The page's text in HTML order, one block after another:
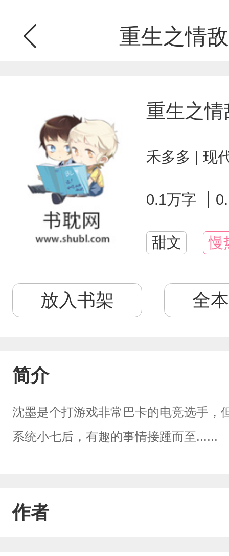
重生之情
重生之
禾多多 | 现
0.1万字
甜文 慢
放入书架 全
简介
沈墨是个打游戏非常巴卡的电竞选手，
系统小七后，有趣的事情接踵而至......
作者